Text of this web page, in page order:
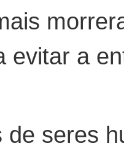
evitar a
seres